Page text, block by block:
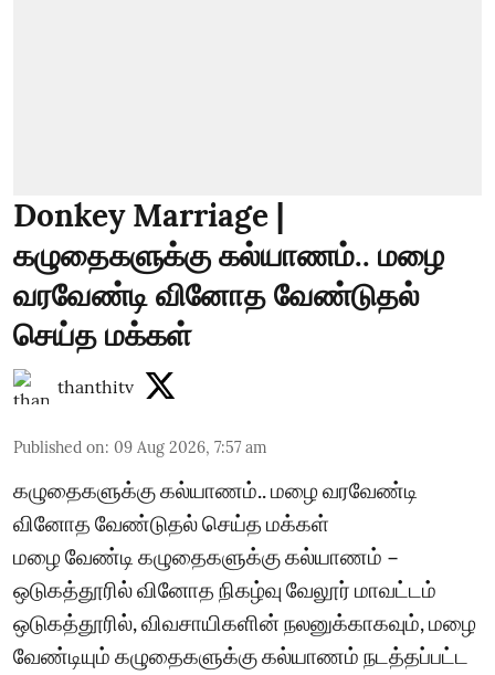
Donkey Marriage |
கழுதைகளுக்கு கல்யாணம்.. மழை
வரவேண்டி வினோத வேண்டுதல்
செய்த மக்கள்
thanthitv
Published on: 09 Aug 2026, 7:57 am
கழுதைகளுக்கு கல்யாணம்.. மழை வரவேண்டி
வினோத வேண்டுதல் செய்த மக்கள்
மழை வேண்டி கழுதைகளுக்கு கல்யாணம் –
ஒடுகத்தூரில் வினோத நிகழ்வு வேலூர் மாவட்டம்
ஒடுகத்தூரில், விவசாயிகளின் நலனுக்காகவும், மழை
வேண்டியும் கழுதைகளுக்கு கல்யாணம் நடத்தப்பட்ட